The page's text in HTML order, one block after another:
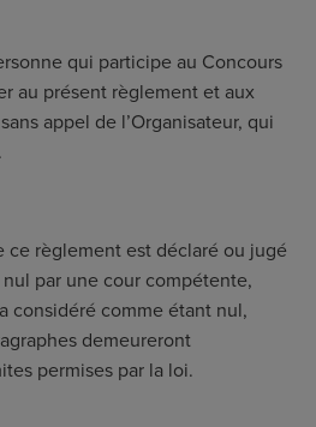
qui participe au Concours
au présent règlement et aux
appel de l’Organisateur, qui
ce règlement est déclaré ou jugé
par une cour compétente,
considéré comme étant nul,
demeureront
permises par la loi.